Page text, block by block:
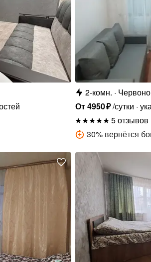
2-комн.
ул., 3
От4950₽/сутки
5 отзывов
30% вернётся